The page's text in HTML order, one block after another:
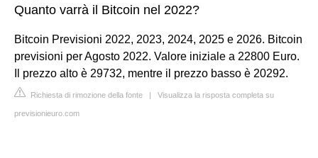
Quanto varrà il Bitcoin nel 2022?
Bitcoin Previsioni 2022, 2023, 2024, 2025 e 2026. Bitcoin
previsioni per Agosto 2022. Valore iniziale a 22800 Euro.
Il prezzo alto è 29732, mentre il prezzo basso è 20292.
Richiesta di rimozione della fonte | Visualizza la risposta completa su
previsionieuro.com